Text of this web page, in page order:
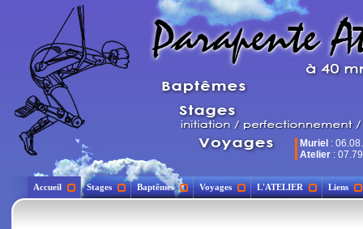
Muriel :
Atelier :
Accueil Stages Baptêmes Voyages L'ATELIER Liens